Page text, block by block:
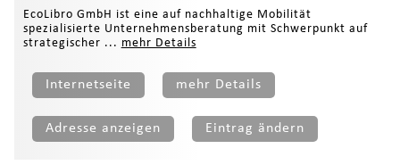
EcoLibro GmbH ist eine auf nachhaltige Mobilität
spezialisierte Unternehmensberatung mit Schwerpunkt auf
strategischer ... mehr Details
Internetseite mehr Details
Adresse anzeigen Eintrag ändern